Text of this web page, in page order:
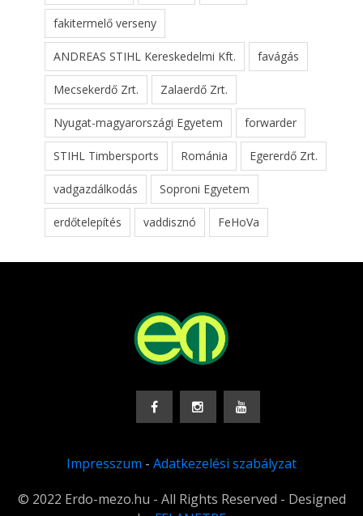
fakitermelő verseny
ANDREAS STIHL Kereskedelmi Kft. favágás
Mecsekerdő Zrt. Zalaerdő Zrt.
Nyugat-magyarországi Egyetem forwarder
STIHL Timbersports Románia Egererdő Zrt.
vadgazdálkodás Soproni Egyetem
erdőtelepítés vaddisznó FeHoVa
Impresszum - Adatkezelési szabályzat
© 2022 Erdo-mezo.hu - All Rights Reserved - Designed